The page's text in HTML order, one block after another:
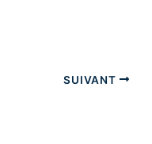
SUIVANT